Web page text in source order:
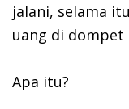
jalani, selama
uang di dompet
Apa itu?